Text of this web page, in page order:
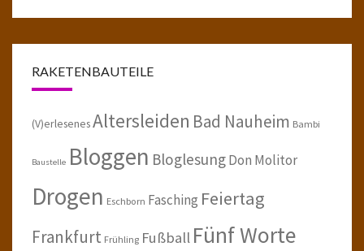
RAKETENBAUTEILE
(V)erlesenesAltersleiden Bad Nauheim Bambi
Baustelle Bloggen BloglesungDon Molitor
Drogen Eschborn Fasching Feiertag
Frankfurt Frühling Fußball Fünf Worte